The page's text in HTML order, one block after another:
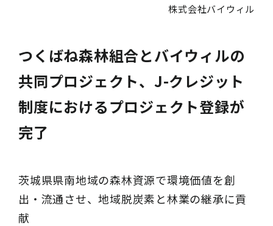
株式会社バイウィル
つくばね森林組合とバイウィルの
共同プロジェクト、J-クレジット
制度におけるプロジェクト登録が
完了
茨城県県南地域の森林資源で環境価値を創
出・流通させ、地域脱炭素と林業の継承に貢
献